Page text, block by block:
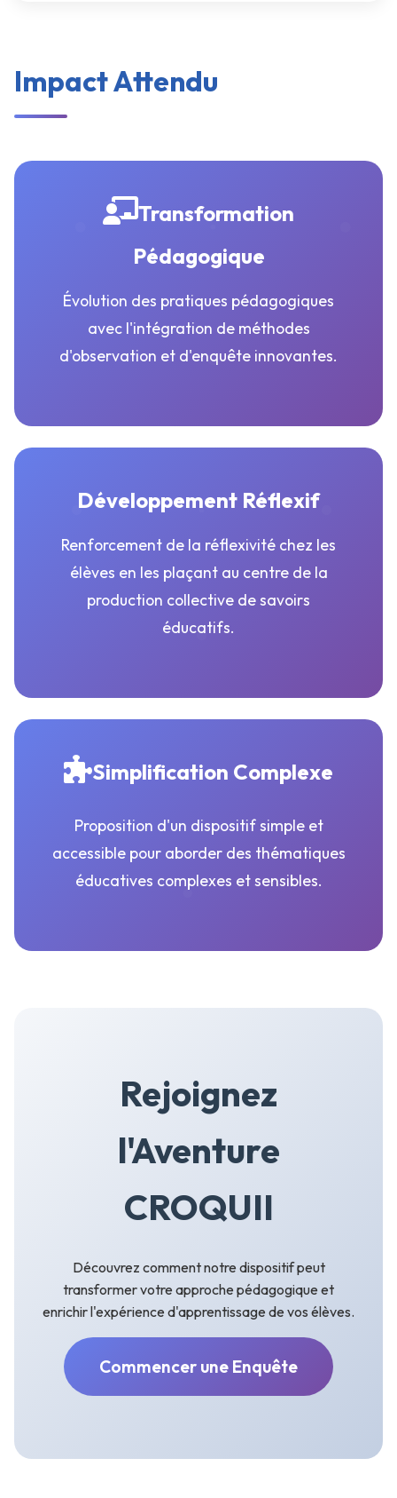
Impact Attendu
Transformation
Pédagogique
Évolution des pratiques pédagogiques
avec l'intégration de méthodes
d'observation et d'enquête innovantes.
Développement Réflexif
Renforcement de la réflexivité chez les
élèves en les plaçant au centre de la
production collective de savoirs
éducatifs.
Simplification Complexe
Proposition d'un dispositif simple et
accessible pour aborder des thématiques
éducatives complexes et sensibles.
Rejoignez
l'Aventure
CROQUII
Découvrez comment notre dispositif peut
transformer votre approche pédagogique et
enrichir l'expérience d'apprentissage de vos élèves.
Commencer une Enquête